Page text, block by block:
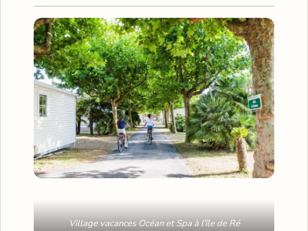
Village vacances Océan et Spa à l’île de Ré